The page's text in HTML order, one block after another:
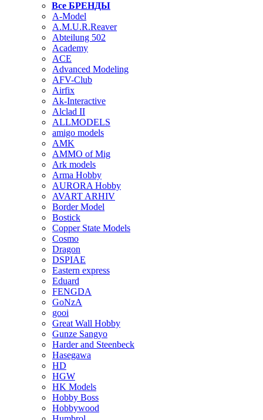
Все БРЕНДЫ
A-Model
A.M.U.R.Reaver
Abteilung 502
Academy
ACE
Advanced Modeling
AFV-Club
Airfix
Ak-Interactive
Alclad II
ALLMODELS
amigo models
AMK
AMMO of Mig
Ark models
Arma Hobby
AURORA Hobby
AVART ARHIV
Border Model
Bostick
Copper State Models
Cosmo
Dragon
DSPIAE
Eastern express
Eduard
FENGDA
GoNzA
gooi
Great Wall Hobby
Gunze Sangyo
Harder and Steenbeck
Hasegawa
HD
HGW
HK Models
Hobby Boss
Hobbywood